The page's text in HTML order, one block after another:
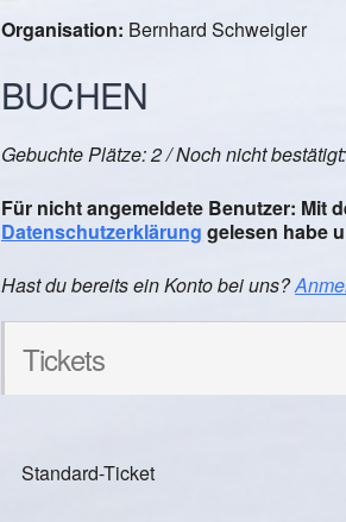
Organisation: Bernhard Schweigler
BUCHEN
Gebuchte Plätze: 2 / Noch nicht
Für nicht angemeldete Benutzer: Mit
Datenschutzerklärung gelesen habe
Hast du bereits ein Konto bei uns?
Tickets
Standard-Ticket